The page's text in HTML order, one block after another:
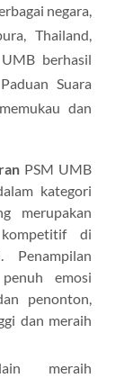
negara,
Thailand,
berhasil
Suara
dan
PSM UMB
kategori
merupakan
di
Penampilan
emosi
penonton,
dan meraih
meraih